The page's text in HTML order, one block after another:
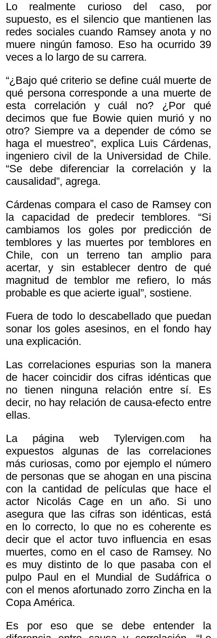
Lo realmente curioso del caso, por
supuesto, es el silencio que mantienen las
redes sociales cuando Ramsey anota y no
muere ningún famoso. Eso ha ocurrido 39
veces a lo largo de su carrera.
“¿Bajo qué criterio se define cuál muerte de
qué persona corresponde a una muerte de
esta correlación y cuál no? ¿Por qué
decimos que fue Bowie quien murió y no
otro? Siempre va a depender de cómo se
haga el muestreo”, explica Luis Cárdenas,
ingeniero civil de la Universidad de Chile.
“Se debe diferenciar la correlación y la
causalidad”, agrega.
Cárdenas compara el caso de Ramsey con
la capacidad de predecir temblores. “Si
cambiamos los goles por predicción de
temblores y las muertes por temblores en
Chile, con un terreno tan amplio para
acertar, y sin establecer dentro de qué
magnitud de temblor me refiero, lo más
probable es que acierte igual”, sostiene.
Fuera de todo lo descabellado que puedan
sonar los goles asesinos, en el fondo hay
una explicación.
Las correlaciones espurias son la manera
de hacer coincidir dos cifras idénticas que
no tienen ninguna relación entre sí. Es
decir, no hay relación de causa-efecto entre
ellas.
La página web Tylervigen.com ha
expuestos algunas de las correlaciones
más curiosas, como por ejemplo el número
de personas que se ahogan en una piscina
con la cantidad de películas que hace el
actor Nicolás Cage en un año. Si uno
asegura que las cifras son idénticas, está
en lo correcto, lo que no es coherente es
decir que el actor tuvo influencia en esas
muertes, como en el caso de Ramsey. No
es muy distinto de lo que pasaba con el
pulpo Paul en el Mundial de Sudáfrica o
con el menos afortunado zorro Zincha en la
Copa América.
Es por eso que se debe entender la